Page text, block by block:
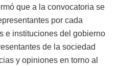
que a la convocatoria se
por cada
e instituciones del gobierno
de la sociedad
y opiniones en torno al